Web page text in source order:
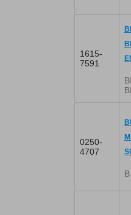
1615-
7591
0250-
4707